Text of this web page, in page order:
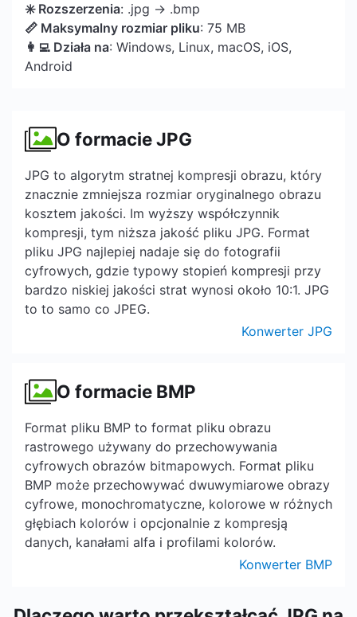
✳️ Rozszerzenia: .jpg → .bmp
📏 Maksymalny rozmiar pliku: 75 MB
👩‍💻 Działa na: Windows, Linux, macOS, iOS,
Android
O formacie JPG
JPG to algorytm stratnej kompresji obrazu, który
znacznie zmniejsza rozmiar oryginalnego obrazu
kosztem jakości. Im wyższy współczynnik
kompresji, tym niższa jakość pliku JPG. Format
pliku JPG najlepiej nadaje się do fotografii
cyfrowych, gdzie typowy stopień kompresji przy
bardzo niskiej jakości strat wynosi około 10:1. JPG
to to samo co JPEG.
Konwerter JPG
O formacie BMP
Format pliku BMP to format pliku obrazu
rastrowego używany do przechowywania
cyfrowych obrazów bitmapowych. Format pliku
BMP może przechowywać dwuwymiarowe obrazy
cyfrowe, monochromatyczne, kolorowe w różnych
głębiach kolorów i opcjonalnie z kompresją
danych, kanałami alfa i profilami kolorów.
Konwerter BMP